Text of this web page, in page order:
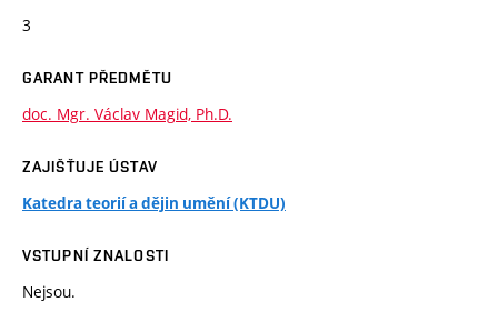
3
GARANT PŘEDMĚTU
doc. Mgr. Václav Magid, Ph.D.
ZAJIŠŤUJE ÚSTAV
Katedra teorií a dějin umění (KTDU)
VSTUPNÍ ZNALOSTI
Nejsou.